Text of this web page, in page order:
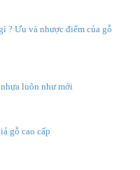
? Ưu và nhược điểm của gỗ
nhựa luôn như mới
gỗ cao cấp